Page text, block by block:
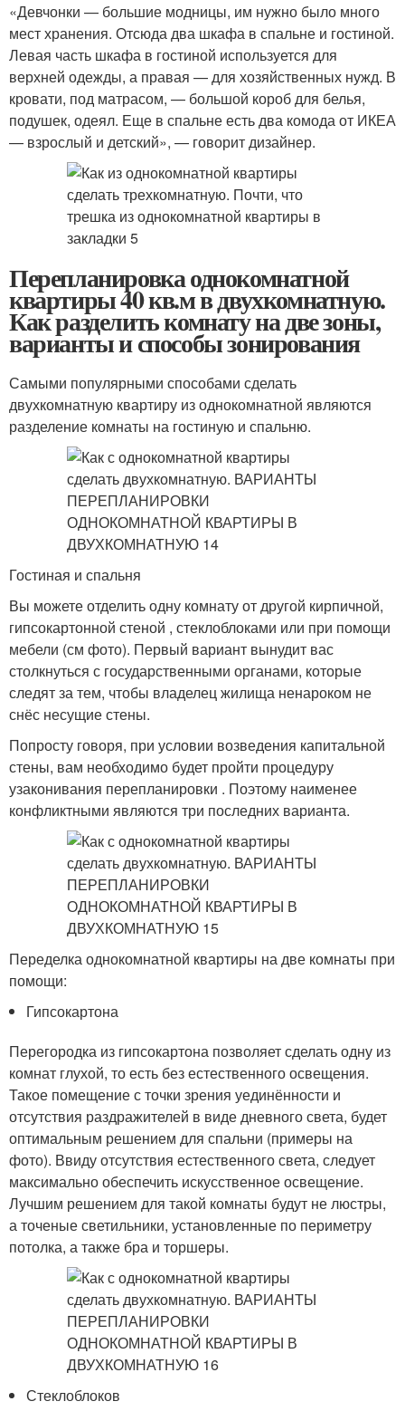
«Девчонки — большие модницы, им нужно было много
мест хранения. Отсюда два шкафа в спальне и гостиной.
Левая часть шкафа в гостиной используется для
верхней одежды, а правая — для хозяйственных нужд. В
кровати, под матрасом, — большой короб для белья,
подушек, одеял. Еще в спальне есть два комода от ИКЕА
— взрослый и детский», — говорит дизайнер.
Перепланировка однокомнатной
квартиры 40 кв.м в двухкомнатную.
Как разделить комнату на две зоны,
варианты и способы зонирования
Самыми популярными способами сделать
двухкомнатную квартиру из однокомнатной являются
разделение комнаты на гостиную и спальню.
Гостиная и спальня
Вы можете отделить одну комнату от другой кирпичной,
гипсокартонной стеной , стеклоблоками или при помощи
мебели (см фото). Первый вариант вынудит вас
столкнуться с государственными органами, которые
следят за тем, чтобы владелец жилища ненароком не
снёс несущие стены.
Попросту говоря, при условии возведения капитальной
стены, вам необходимо будет пройти процедуру
узаконивания перепланировки . Поэтому наименее
конфликтными являются три последних варианта.
Переделка однокомнатной квартиры на две комнаты при
помощи:
Гипсокартона
Перегородка из гипсокартона позволяет сделать одну из
комнат глухой, то есть без естественного освещения.
Такое помещение с точки зрения уединённости и
отсутствия раздражителей в виде дневного света, будет
оптимальным решением для спальни (примеры на
фото). Ввиду отсутствия естественного света, следует
максимально обеспечить искусственное освещение.
Лучшим решением для такой комнаты будут не люстры,
а точеные светильники, установленные по периметру
потолка, а также бра и торшеры.
Стеклоблоков